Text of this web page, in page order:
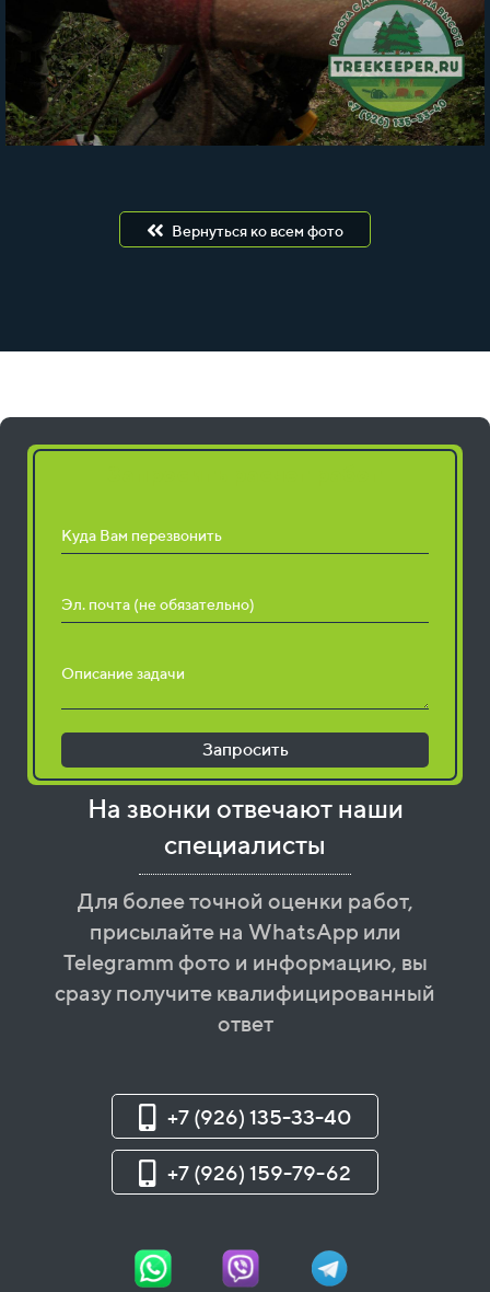
Вернуться ко всем фото
Куда Вам перезвонить
Эл. почта (не обязательно)
Описание задачи
Запросить
На звонки отвечают наши
специалисты
Для более точной оценки работ,
присылайте на WhatsApp или
Telegramm фото и информацию, вы
сразу получите квалифицированный
ответ
+7 (926) 135-33-40
+7 (926) 159-79-62